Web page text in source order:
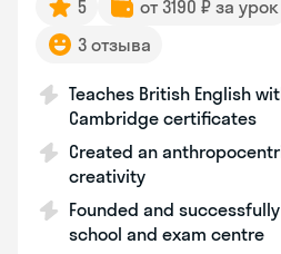
5 от 3190 ₽ за урок
3 отзыва
Teaches British English
Cambridge certificates
Created an
creativity
Founded and
school and exam centre